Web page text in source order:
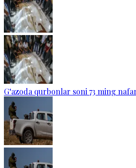
G‘azoda qurbonlar soni 73 ming